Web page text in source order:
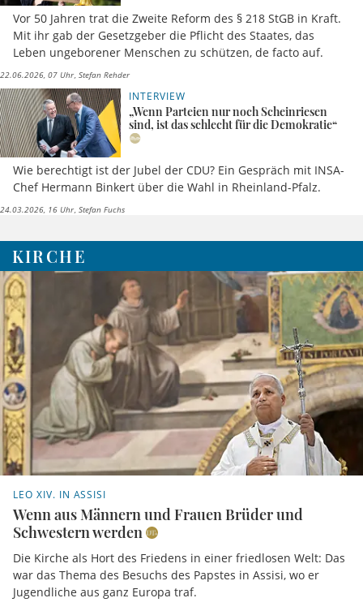
Vor 50 Jahren trat die Zweite Reform des § 218 StGB in Kraft.
Mit ihr gab der Gesetzgeber die Pflicht des Staates, das
Leben ungeborener Menschen zu schützen, de facto auf.
22.06.2026, 07 Uhr Stefan Rehder
INTERVIEW
„Wenn Parteien nur noch Scheinriesen
sind, ist das schlecht für die Demokratie“
Wie berechtigt ist der Jubel der CDU? Ein Gespräch mit INSA-
Chef Hermann Binkert über die Wahl in Rheinland-Pfalz.
24.03.2026, 16 Uhr Stefan Fuchs
KIRCHE
LEO XIV. IN ASSISI
Wenn aus Männern und Frauen Brüder und
Schwestern werden
Die Kirche als Hort des Friedens in einer friedlosen Welt: Das
war das Thema des Besuchs des Papstes in Assisi, wo er
Jugendliche aus ganz Europa traf.